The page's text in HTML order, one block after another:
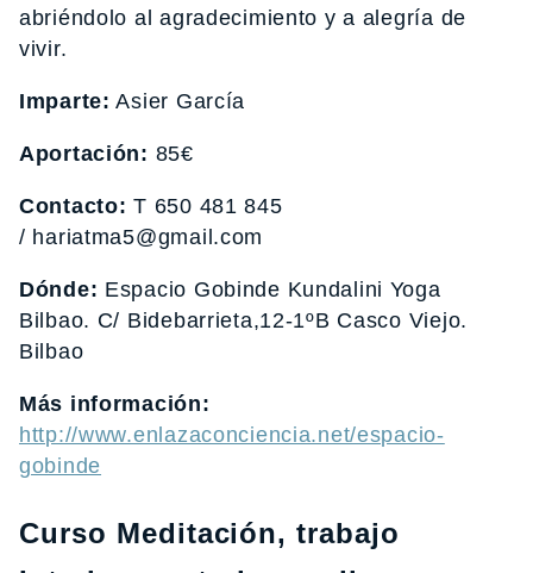
abriéndolo al agradecimiento y a alegría de
vivir.
Imparte: Asier García
Aportación: 85€
Contacto: T 650 481 845
/ hariatma5@gmail.com
Dónde: Espacio Gobinde Kundalini Yoga
Bilbao. C/ Bidebarrieta,12-1ºB Casco Viejo.
Bilbao
Más información:
http://www.enlazaconciencia.net/espacio-
gobinde
Curso Meditación, trabajo